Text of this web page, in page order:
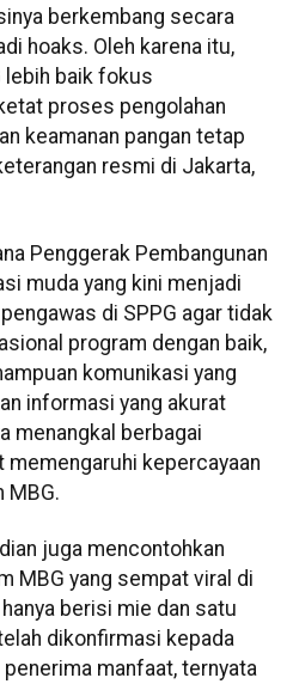
berkembang secara
hoaks. Oleh karena itu,
lebih baik fokus
proses pengolahan
keamanan pangan tetap
resmi di Jakarta,
Penggerak Pembangunan
muda yang kini menjadi
di SPPG agar tidak
program dengan baik,
komunikasi yang
informasi yang akurat
menangkal berbagai
kepercayaan
MBG.
juga mencontohkan
MBG yang sempat viral di
berisi mie dan satu
dikonfirmasi kepada
manfaat, ternyata